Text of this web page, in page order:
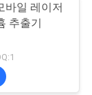
바일 레이저
추출기